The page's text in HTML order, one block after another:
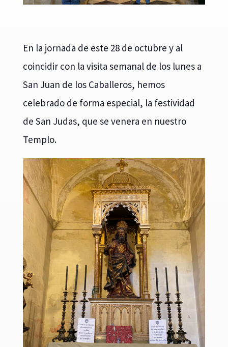
En la jornada de este 28 de octubre y al
coincidir con la visita semanal de los lunes a
San Juan de los Caballeros, hemos
celebrado de forma especial, la festividad
de San Judas, que se venera en nuestro
Templo.